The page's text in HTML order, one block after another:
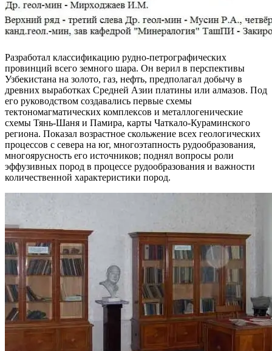
Разработал классификацию рудно-петрографических
провинций всего земного шара. Он верил в перспективы
Узбекистана на золото, газ, нефть, предполагал добычу в
древних выработках Средней Азии платины или алмазов. Под
его руководством создавались первые схемы
тектономагматических комплексов и металлогенические
схемы Тянь-Шаня и Памира, карты Чаткало-Кураминского
региона. Показал возрастное скольжение всех геологических
процессов с севера на юг, многоэтапность рудообразования,
многоярусность его источников; поднял вопросы роли
эффузивных пород в процессе рудообразования и важности
количественной характеристики пород.